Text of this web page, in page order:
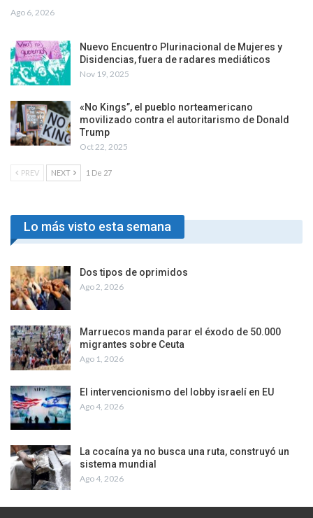
Ago 6, 2026
Nuevo Encuentro Plurinacional de Mujeres y
Disidencias, fuera de radares mediáticos
Nov 19, 2025
«No Kings”, el pueblo norteamericano
movilizado contra el autoritarismo de Donald
Trump
Oct 22, 2025
PREV NEXT 1 De 27
Lo más visto esta semana
Dos tipos de oprimidos
Ago 2, 2026
Marruecos manda parar el éxodo de 50.000
migrantes sobre Ceuta
Ago 1, 2026
El intervencionismo del lobby israelí en EU
Ago 4, 2026
La cocaína ya no busca una ruta, construyó un
sistema mundial
Ago 4, 2026